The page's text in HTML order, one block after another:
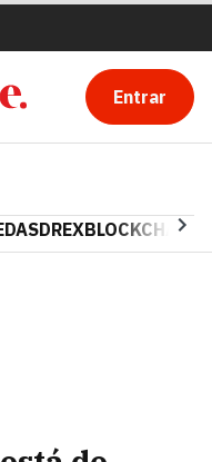
Entrar
DREXBLOCKCHAIN